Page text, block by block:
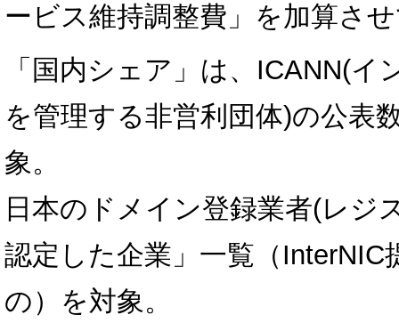
ービス維持調整費」を加算さ
「国内シェア」は、ICANN(
を管理する非営利団体)の公表
象。
日本のドメイン登録業者(レジ
認定した企業」一覧（
の）を対象。